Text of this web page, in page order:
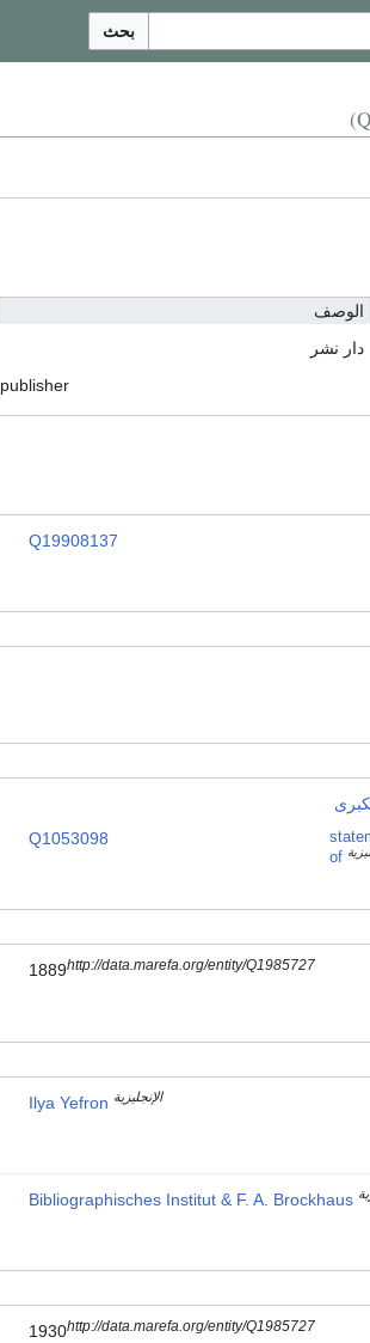
بحث
الوصف
دار نشر
publisher
Q19908137
of
Q1053098
1889http://data.marefa.org/entity/Q1985727
Ilya Yefron الإنجليزية
Bibliographisches Institut & F. A. Brockhaus
1930http://data.marefa.org/entity/Q1985727